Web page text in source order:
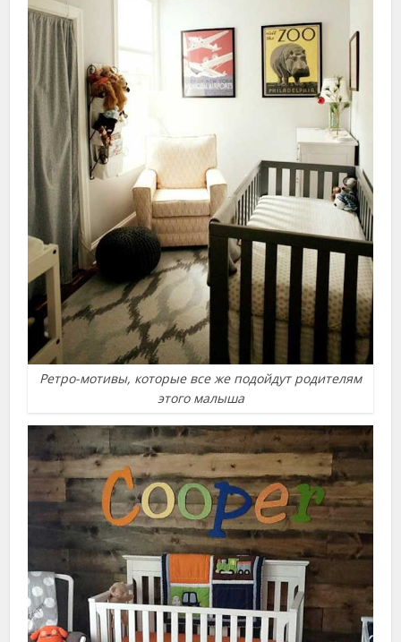
Ретро-мотивы, которые все же подойдут родителям
этого малыша